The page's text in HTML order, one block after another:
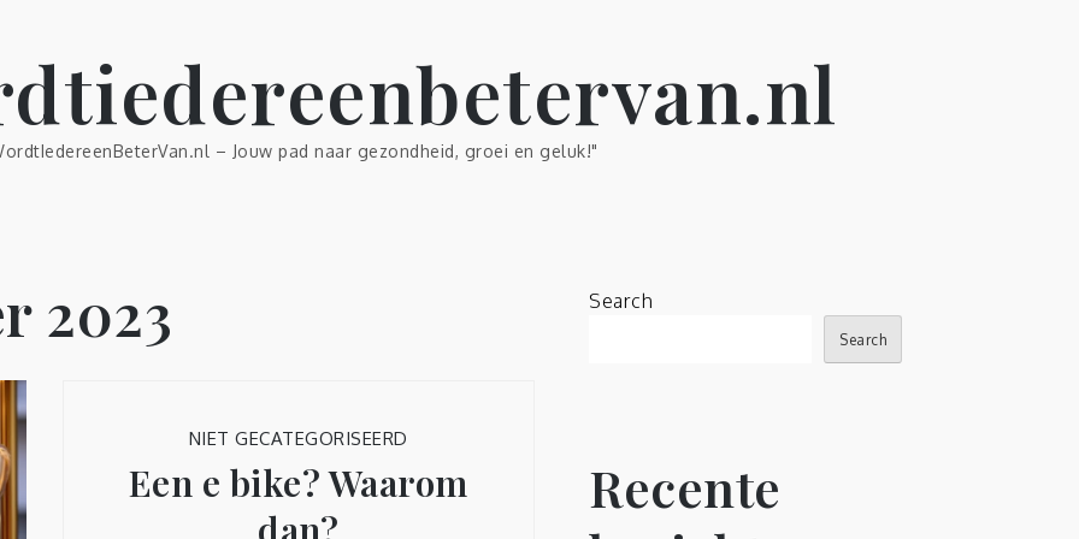
– Jouw pad naar gezondheid, groei en geluk!"
2023
NIET GECATEGORISEERD
Een e bike? Waarom
dan?
Search
Search
Recente